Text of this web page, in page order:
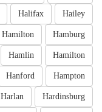
Hailey
Halifax
Hamburg
Hamilton
Hamilton
Hamlin
Hampton
Hanford
Hardinsburg
Harlan